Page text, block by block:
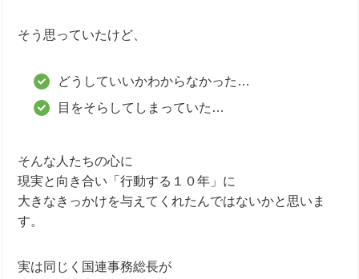
そう思っていたけど、
どうしていいかわからなかった…
目をそらしてしまっていた…
そんな人たちの心に
現実と向き合い「行動する１０年」に
大きなきっかけを与えてくれたんではないかと思いま
す。
実は同じく国連事務総長が